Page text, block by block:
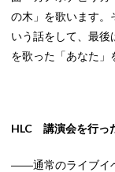
の木」を歌います。
いう話をして、最後
を歌った「あなた」
HLC 講演会を行っ
――通常のライブイ